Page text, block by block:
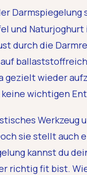
und
durch die
auf
wieder
wichtigen
Werkzeug
sie stellt auch
kannst du
richtig fit bist.